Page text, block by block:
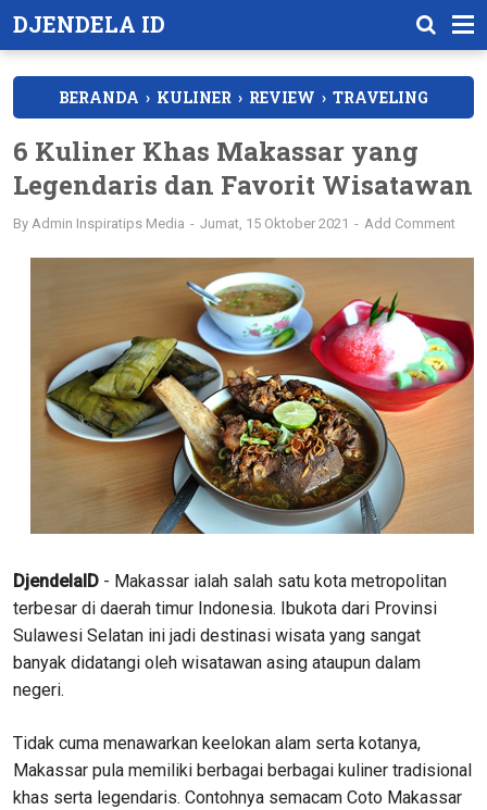
DJENDELA ID
BERANDA › KULINER › REVIEW › TRAVELING
6 Kuliner Khas Makassar yang
Legendaris dan Favorit Wisatawan
By Admin Inspiratips Media Jumat, 15 Oktober 2021 Add Comment
DjendelaID - Makassar ialah salah satu kota metropolitan
terbesar di daerah timur Indonesia. Ibukota dari Provinsi
Sulawesi Selatan ini jadi destinasi wisata yang sangat
banyak didatangi oleh wisatawan asing ataupun dalam
negeri.
Tidak cuma menawarkan keelokan alam serta kotanya,
Makassar pula memiliki berbagai berbagai kuliner tradisional
khas serta legendaris. Contohnya semacam Coto Makassar